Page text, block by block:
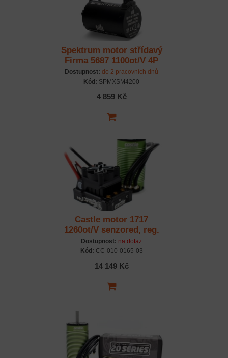
Spektrum motor střídavý
Firma 5687 1100ot/V 4P
8mm
Dostupnost: do 2 pracovních dnů
Kód: SPMXSM4200
4 859 Kč
Castle motor 1717
1260ot/V senzored, reg.
Mamba Monster X 8S
Dostupnost: na dotaz
Kód: CC-010-0165-03
14 149 Kč